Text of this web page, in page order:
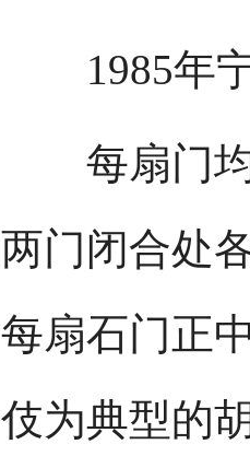
1985年宁
每扇门均
两门闭合处
每扇石门正
伎为典型的